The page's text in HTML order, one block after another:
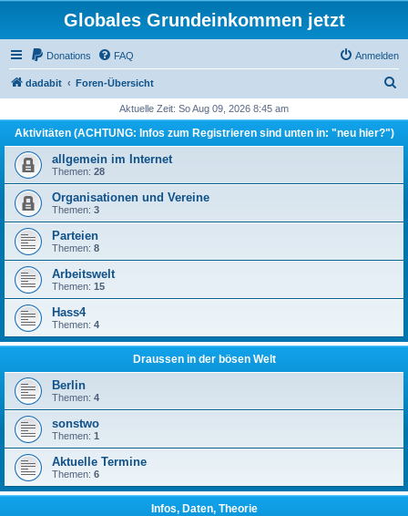
Globales Grundeinkommen jetzt
Donations FAQ Anmelden
dadabit Foren-Übersicht
h
Aktuelle Zeit: So Aug 09, 2026 8:45 am
Aktivitäten (ACHTUNG: Infos zum Registrieren sind unten in: "neu hier?")
allgemein im Internet
Themen: 28
Organisationen und Vereine
Themen: 3
Parteien
Themen: 8
Arbeitswelt
Themen: 15
Hass4
Themen: 4
Draussen in der bösen Welt
Berlin
Themen: 4
sonstwo
Themen: 1
Aktuelle Termine
Themen: 6
Infos, Daten, Theorie